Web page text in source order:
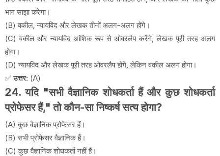
भाग साझा करेगा।
(B) वकील, न्यायविद और लेखक तीनों अलग-अलग होंगे।
(C) वकील और न्यायविद आंशिक रूप से ओवरलैप करेंगे, लेखक पूरी तरह अलग
होगा।
(D) न्यायविद और लेखक पूरी तरह ओवरलैप होंगे, लेकिन वकील अलग होगा।
✅उत्तर: (A)
24. यदि "सभी वैज्ञानिक शोधकर्ता हैं और कुछ शोधकर्ता
प्रोफेसर हैं," तो कौन-सा निष्कर्ष सत्य होगा?
(A) कुछ वैज्ञानिक प्रोफेसर हैं।
(B) सभी प्रोफेसर वैज्ञानिक हैं।
(C) कुछ वैज्ञानिक शोधकर्ता नहीं हैं।